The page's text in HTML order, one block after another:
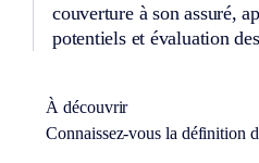
couverture à son assuré,
potentiels et évaluation
À découvrir
Connaissez-vous la définition